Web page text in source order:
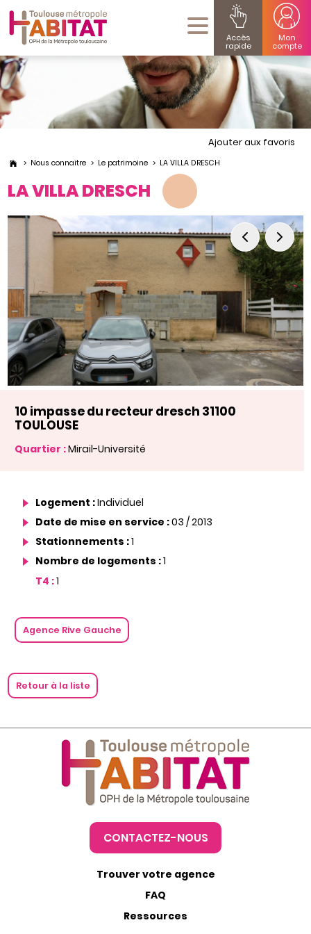
Accès
rapide
Mon
compte
Nous connaitre Le patrimoine LA VILLA DRESCH
Ajouter aux favoris
LA VILLA DRESCH
10 impasse du recteur dresch 31100
TOULOUSE
Quartier :Mirail-Université
Logement :Individuel
Date de mise en service :03 / 2013
Stationnements :1
Nombre de logements :1
T4 :1
Agence Rive Gauche
Retour à la liste
CONTACTEZ-NOUS
Trouver votre agence
FAQ
Ressources